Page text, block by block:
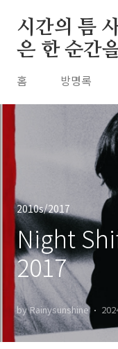
시간의 틈
은 한 순간
홈 방명록
2010s/2017
Night
2017
by Rainysunshine